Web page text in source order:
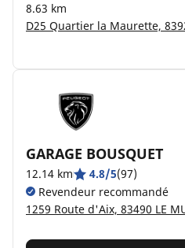
8.63 km
D25 Quartier la Maurette,
GARAGE BOUSQUET
12.14 km 4.8/5(97)
Revendeur recommandé
1259 Route d'Aix, 83490 LE